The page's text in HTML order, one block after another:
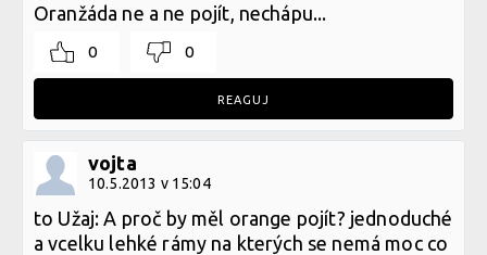
Oranžáda ne a ne pojít, nechápu...
0 0
REAGUJ
vojta
10.5.2013 v 15:04
to Užaj: A proč by měl orange pojít? jednoduché
a vcelku lehké rámy na kterých se nemá moc co